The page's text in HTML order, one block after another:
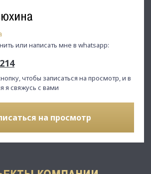
или написать мне в whatsapp:
чтобы записаться на просмотр, и в
свяжусь с вами
на просмотр